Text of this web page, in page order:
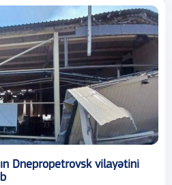
Dnepropetrovsk vilayətini